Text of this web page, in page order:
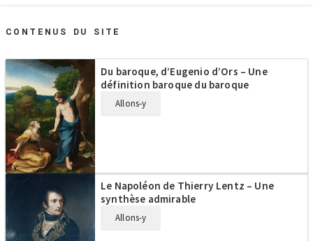
CONTENUS DU SITE
Du baroque, d’Eugenio d’Ors – Une
définition baroque du baroque
Allons-y
Le Napoléon de Thierry Lentz – Une
synthèse admirable
Allons-y